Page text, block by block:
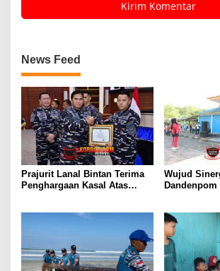
News Feed
Prajurit Lanal Bintan Terima
Penghargaan Kasal Atas
Wujud